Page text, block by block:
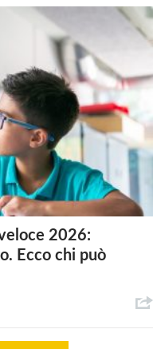
2026:
Ecco chi può